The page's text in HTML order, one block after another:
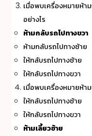
เมื่อพบเครื่องหมายห้
อย่างไร
ห้ามกลับรถไปทางขวา
ห้ามกลับรถไปทางซ้าย
ให้กลับรถไปทางซ้าย
ให้กลับรถไปทางขวา
เมื่อพบเครื่องหมายห้า
ให้กลับรถไปทางซ้าย
ให้กลับรถไปทางขวา
ห้ามเลี้ยวซ้าย